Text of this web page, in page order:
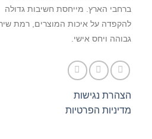
ברחבי הארץ. מייחסת חשיבות גדולה
להקפדה על איכות המוצרים, רמת
גבוהה ויחס אישי.
הצהרת נגישות
מדיניות הפרטיות